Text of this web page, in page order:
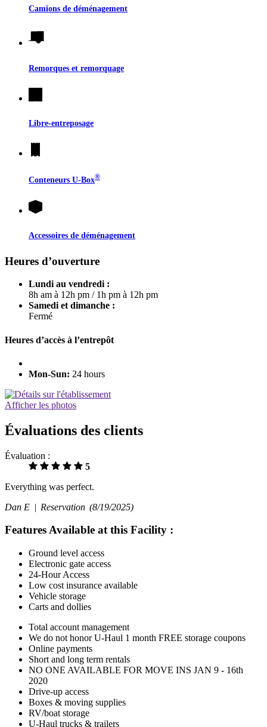
Camions de déménagement
Remorques et remorquage
Libre-entreposage
Conteneurs U-Box®
Accessoires de déménagement
Heures d’ouverture
Lundi au vendredi :
8h am à 12h pm / 1h pm à 12h pm
Samedi et dimanche :
Fermé
Heures d’accès à l’entrepôt
Mon-Sun: 24 hours
Afficher les photos
Évaluations des clients
Évaluation :
5
Everything was perfect.
Dan E | Reservation (8/19/2025)
Features Available at this Facility :
Ground level access
Electronic gate access
24-Hour Access
Low cost insurance available
Vehicle storage
Carts and dollies
Total account management
We do not honor U-Haul 1 month FREE storage coupons
Online payments
Short and long term rentals
NO ONE AVAILABLE FOR MOVE INS JAN 9 - 16th
2020
Drive-up access
Boxes & moving supplies
RV/boat storage
U-Haul trucks & trailers